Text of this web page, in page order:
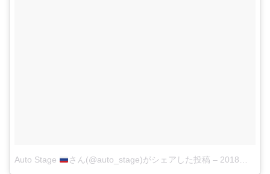
Auto Stage さん(@auto_stage)がシェアした投稿 – 2018年 4月月23日午後11時30分PDT